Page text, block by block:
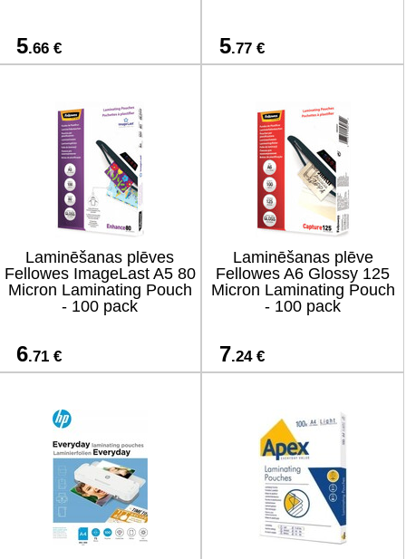
5.66 € 5.77 €
Laminēšanas plēves
Fellowes ImageLast A5 80
Micron Laminating Pouch
- 100 pack
6.71 €
Laminēšanas plēve
Fellowes A6 Glossy 125
Micron Laminating Pouch
- 100 pack
7.24 €